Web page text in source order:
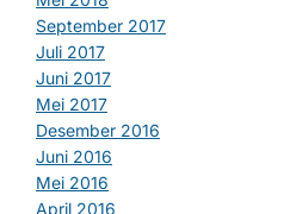
September 2017
Juli 2017
Juni 2017
Mei 2017
Desember 2016
Juni 2016
Mei 2016
April 2016